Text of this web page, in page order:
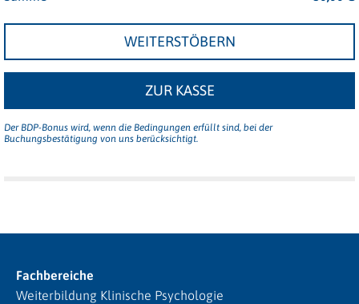
WEITERSTÖBERN
ZUR KASSE
Der BDP-Bonus wird, wenn die Bedingungen erfüllt sind, bei der
Buchungsbestätigung von uns berücksichtigt.
Fachbereiche
Weiterbildung Klinische Psychologie